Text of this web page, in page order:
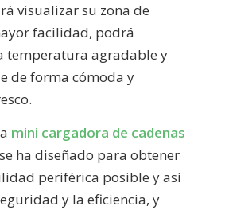
visualizar su zona de
facilidad, podrá
temperatura agradable y
de forma cómoda y
mini cargadora de cadenas
se ha diseñado para obtener
periférica posible y así
y la eficiencia, y